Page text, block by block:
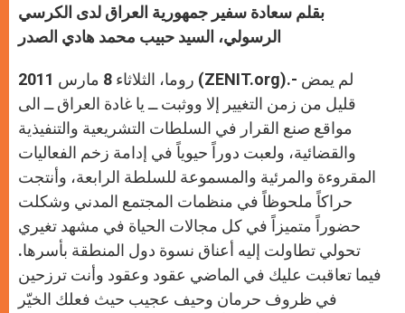
بقلم سعادة سفير جمهورية العراق لدى الكرسي
الرسولي، السيد حبيب محمد هادي الصدر
روما، الثلاثاء 8 مارس 2011 (ZENIT.org).- لم يمض
قليل من زمن التغيير إلا ووثبت ــ يا غادة العراق ــ الى
مواقع صنع القرار في السلطات التشريعية والتنفيذية
والقضائية، ولعبت دوراً حيوياً في إدامة زخم الفعاليات
المقروءة والمرئية والمسموعة للسلطة الرابعة، وأنتجت
حراكاً ملحوظاً في منظمات المجتمع المدني وشكلت
حضوراً متميزاً في كل مجالات الحياة في مشهد تغيري
تحولي تطاولت إليه أعناق نسوة دول المنطقة بأسرها.
فيما تعاقبت عليك في الماضي عقود وعقود وأنت ترزحين
في ظروف حرمان وحيف عجيب حيث فعلك الخيّر